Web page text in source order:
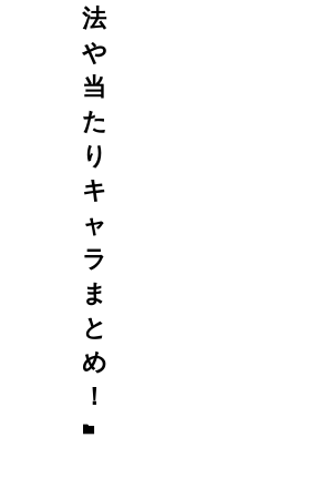
法
や
当
た
り
キ
ャ
ラ
ま
と
め
！